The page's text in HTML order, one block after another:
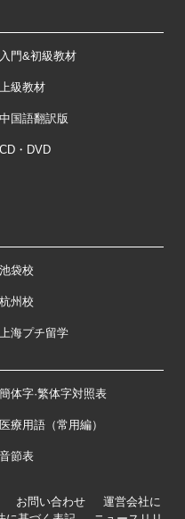
入門&初級教材
上級教材
中国語翻訳版
CD・DVD
池袋校
杭州校
上海プチ留学
簡体字·繁体字対照表
医療用語（常用編）
音節表
お問い合わせ
運営会社に